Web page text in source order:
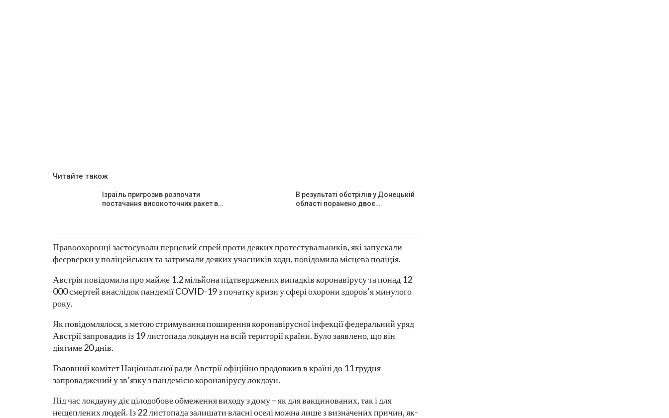
Читайте також
Ізраїль пригрозив розпочати
постачання високоточних ракет в…
В результаті обстрілів у Донецькій
області поранено двоє…
Правоохоронці застосували перцевий спрей проти деяких протестувальників, які запускали
феєрверки у поліцейських та затримали деяких учасників ходи, повідомила місцева поліція.
Австрія повідомила про майже 1,2 мільйона підтверджених випадків коронавірусу та понад 12
000 смертей внаслідок пандемії COVID-19 з початку кризи у сфері охорони здоров’я минулого
року.
Як повідомлялося, з метою стримування поширення коронавірусної інфекції федеральний уряд
Австрії запровадив із 19 листопада локдаун на всій території країни. Було заявлено, що він
діятиме 20 днів.
Головний комітет Національної ради Австрії офіційно продовжив в країні до 11 грудня
запроваджений у зв’язку з пандемією коронавірусу локдаун.
Під час локдауну діє цілодобове обмеження виходу з дому – як для вакцинованих, так і для
нещеплених людей. Із 22 листопада залишати власні оселі можна лише з визначених причин, як-